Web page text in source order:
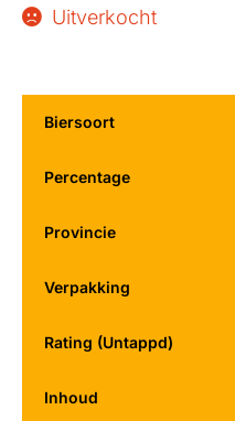
Uitverkocht
Biersoort
Percentage
Provincie
Verpakking
Rating (Untappd)
Inhoud